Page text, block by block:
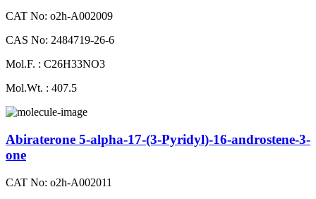
CAT No: o2h-A002009
CAS No: 2484719-26-6
Mol.F. : C26H33NO3
Mol.Wt. : 407.5
Abiraterone 5-alpha-17-(3-Pyridyl)-16-androstene-3-
one
CAT No: o2h-A002011